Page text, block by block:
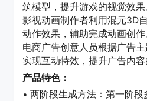
筑模型，提升游戏的视觉效果
影视动画制作者利用混元3D
动作效果，辅助完成动画创作
电商广告创意人员根据广告
实现互动特效，提升广告内容
产品特色：
• 两阶段生成方法：第一阶